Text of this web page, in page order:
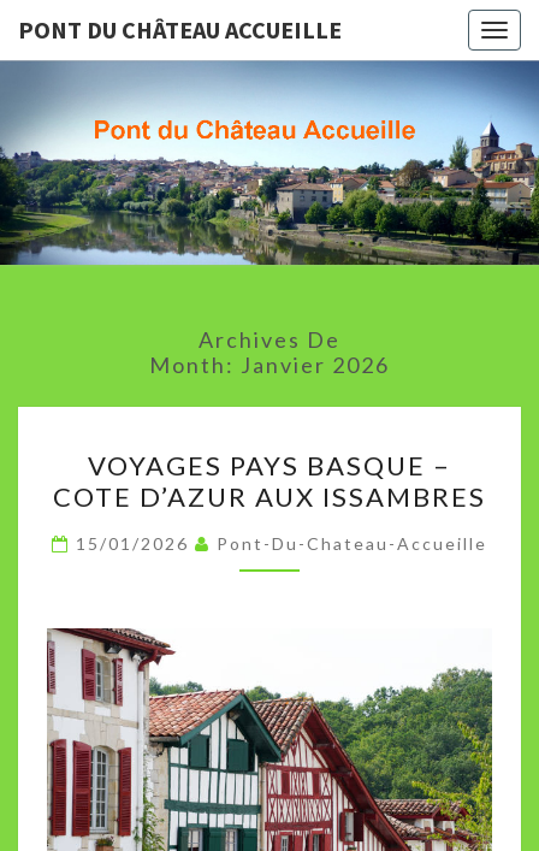
PONT DU CHÂTEAU ACCUEILLE
PONT
Association
Culturelle
De Pont Du
Chateau
Archives De
Month: Janvier 2026
PAYS
BASQUE
–
COTE
VOYAGES PAYS BASQUE –
COTE D’AZUR AUX ISSAMBRES
15/01/2026 Pont-Du-Chateau-Accueille